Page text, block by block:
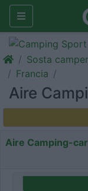
Sosta camper
Francia
Aire
Aire Camping-